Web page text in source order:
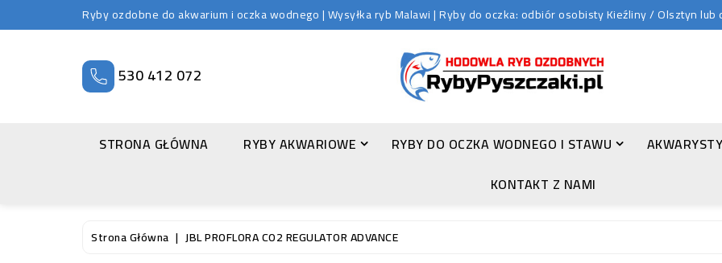
Ryby ozdobne do akwarium i oczka wodnego | Wysyłka ryb Malawi | Ryby do oczka: odbiór osobisty Kieźliny / Olsztyn
530 412 072
STRONA GŁÓWNA RYBY AKWARIOWE RYBY DO OCZKA WODNEGO I STAWU
KONTAKT Z NAMI
Strona Główna JBL PROFLORA CO2 REGULATOR ADVANCE